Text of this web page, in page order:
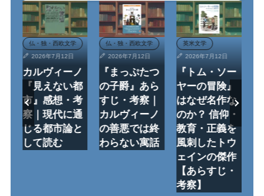
仏・独・西欧文学
2026年7月12日
カルヴィーノ
『見えない都
市』感想・考
察｜現代に通
じる都市論と
して読む
仏・独・西欧文学
2026年7月12日
『まっぷたつ
の子爵』あら
すじ・考察｜
カルヴィーノ
の善悪では終
わらない寓話
英米文学
2026年7月12日
『トム・ソー
ヤーの冒険』
はなぜ名作な
のか？ 信仰・
教育・正義を
風刺したトウ
ェインの傑作
【あらすじ・
考察】